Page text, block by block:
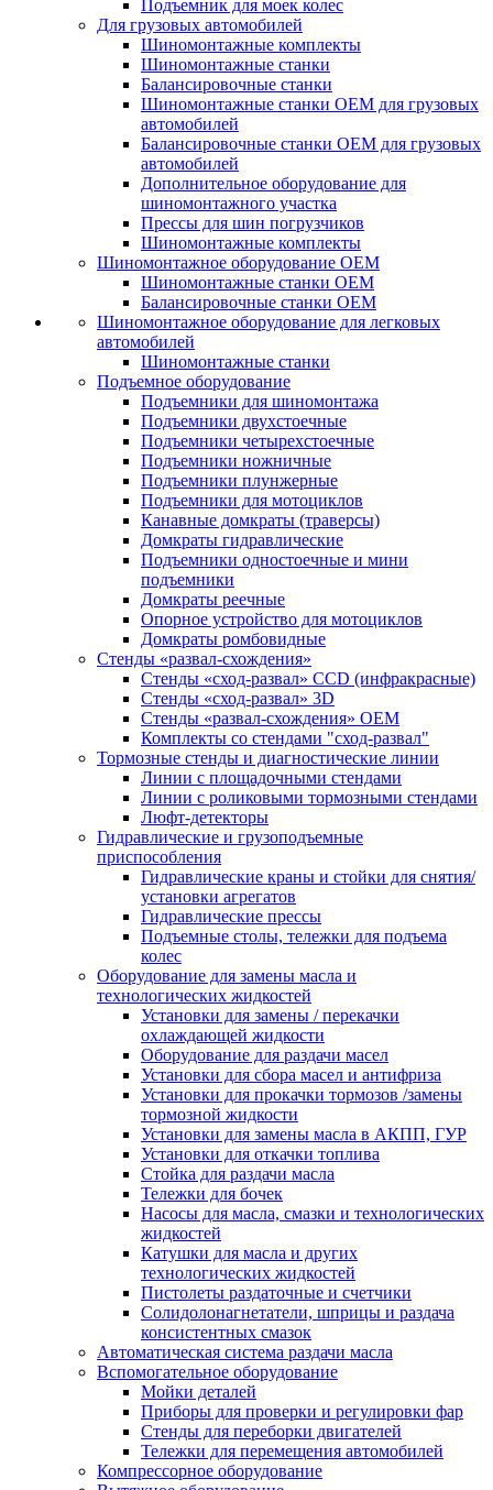
Подъемник для моек колеc
Для грузовых автомобилей
Шиномонтажные комплекты
Шиномонтажные станки
Балансировочные станки
Шиномонтажные станки ОЕМ для грузовых
автомобилей
Балансировочные станки ОЕМ для грузовых
автомобилей
Дополнительное оборудование для
шиномонтажного участка
Прессы для шин погрузчиков
Шиномонтажные комплекты
Шиномонтажное оборудование ОЕМ
Шиномонтажные станки ОЕМ
Балансировочные станки ОЕМ
Шиномонтажное оборудование для легковых
автомобилей
Шиномонтажные станки
Подъемное оборудование
Подъемники для шиномонтажа
Подъемники двухстоечные
Подъемники четырехстоечные
Подъемники ножничные
Подъемники плунжерные
Подъемники для мотоциклов
Канавные домкраты (траверсы)
Домкраты гидравлические
Подъемники одностоечные и мини
подъемники
Домкраты реечные
Опорное устройство для мотоциклов
Домкраты ромбовидные
Стенды «развал-схождения»
Стенды «сход-развал» CCD (инфракрасные)
Стенды «сход-развал» 3D
Стенды «развал-схождения» ОЕМ
Комплекты со стендами "сход-развал"
Тормозные стенды и диагностические линии
Линии с площадочными стендами
Линии с роликовыми тормозными стендами
Люфт-детекторы
Гидравлические и грузоподъемные
приспособления
Гидравлические краны и стойки для снятия/
установки агрегатов
Гидравлические прессы
Подъемные столы, тележки для подъема
колес
Оборудование для замены масла и
технологических жидкостей
Установки для замены / перекачки
охлаждающей жидкости
Оборудование для раздачи масел
Установки для сбора масел и антифриза
Установки для прокачки тормозов /замены
тормозной жидкости
Установки для замены масла в АКПП, ГУР
Установки для откачки топлива
Стойка для раздачи масла
Тележки для бочек
Насосы для масла, смазки и технологических
жидкостей
Катушки для масла и других
технологических жидкостей
Пистолеты раздаточные и счетчики
Солидолонагнетатели, шприцы и раздача
консистентных смазок
Автоматическая система раздачи масла
Вспомогательное оборудование
Мойки деталей
Приборы для проверки и регулировки фар
Стенды для переборки двигателей
Тележки для перемещения автомобилей
Компрессорное оборудование